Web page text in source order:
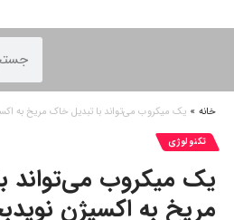
خانه » یک میکروب می‌تواند با تبدیل خاک مریخ به
تکنولوژی
یک میکروب می‌تواند
مریخ به اکسیژن